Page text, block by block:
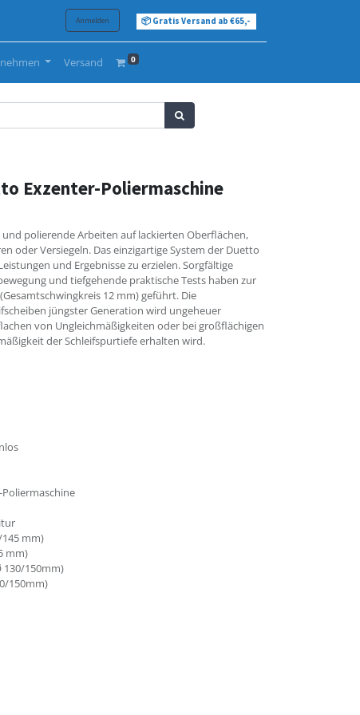
Anmelden 📦 Gratis Versand ab €65,-
Versand 0
Exzenter-Poliermaschine
polierende Arbeiten auf lackierten Oberflächen,
oder Versiegeln. Das einzigartige System der Duetto
und Ergebnisse zu erzielen. Sorgfältige
und tiefgehende praktische Tests haben zur
12 mm) geführt. Die
jüngster Generation wird ungeheuer
von Ungleichmäßigkeiten oder bei großflächigen
der Schleifspurtiefe erhalten wird.
Poliermaschine
145 mm)
mm)
130/150mm)
150mm)